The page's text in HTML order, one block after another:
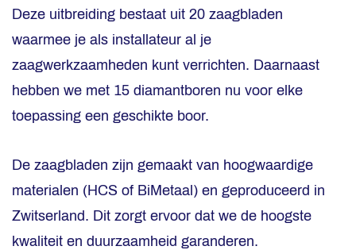
Deze uitbreiding bestaat uit 20 zaagbladen
waarmee je als installateur al je
zaagwerkzaamheden kunt verrichten. Daarnaast
hebben we met 15 diamantboren nu voor elke
toepassing een geschikte boor.
De zaagbladen zijn gemaakt van hoogwaardige
materialen (HCS of BiMetaal) en geproduceerd in
Zwitserland. Dit zorgt ervoor dat we de hoogste
kwaliteit en duurzaamheid garanderen.